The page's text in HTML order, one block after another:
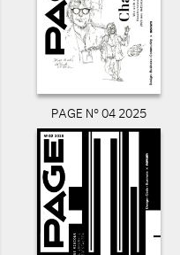
PAGE N° 04 2025